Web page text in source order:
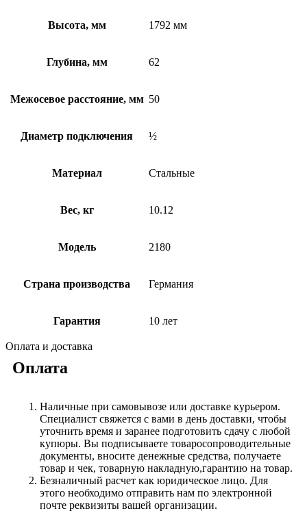
Высота, мм 1792 мм
Глубина, мм 62
Межосевое расстояние, мм 50
Диаметр подключения ½
Материал Стальные
Вес, кг 10.12
Модель 2180
Страна производства Германия
Гарантия 10 лет
Оплата и доставка
Оплата
Наличные при самовывозе или доставке курьером.
Специалист свяжется с вами в день доставки, чтобы
уточнить время и заранее подготовить сдачу с любой
купюры. Вы подписываете товаросопроводительные
документы, вносите денежные средства, получаете
товар и чек, товарную накладную,гарантию на товар.
Безналичный расчет как юридическое лицо. Для
этого необходимо отправить нам по электронной
почте реквизиты вашей организации.